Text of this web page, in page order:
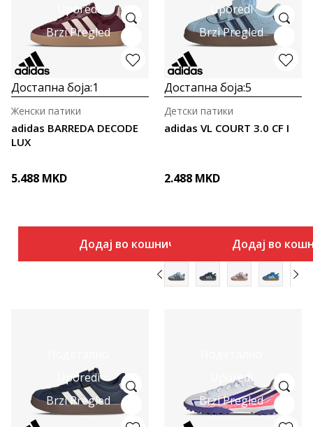
Uporedi
Brzi Pregled
Достапна боја:1
adidas BARREDA DECODE
LUX
Женски патики
5.488 MKD
Додај во кошничка
Uporedi
Brzi Pregled
Достапна боја:5
adidas VL COURT 3.0 CF I
Детски патики
2.488 MKD
Додај во
Uporedi
Brzi Pregled
Uporedi
Brzi Pregled